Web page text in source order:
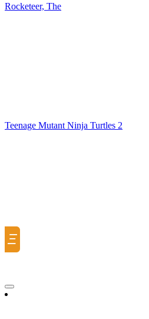
Rocketeer, The
Teenage Mutant Ninja Turtles 2
Ξ